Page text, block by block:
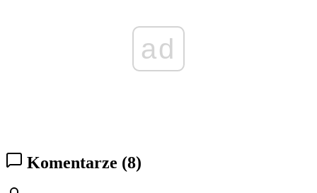
ad
Komentarze (8)